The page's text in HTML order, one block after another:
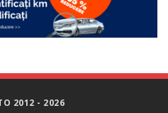
2012 - 2026